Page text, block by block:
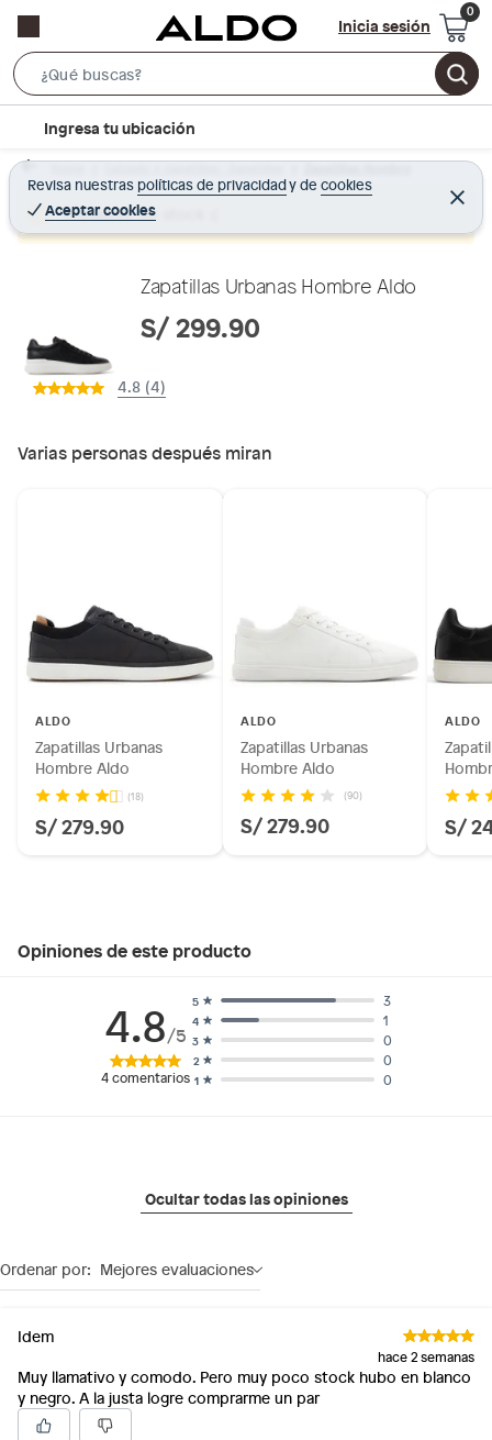
Inicia sesión
e
r
c
B
r
c
t
n
Ingresa tu ubicación
Revisa nuestras políticas de privacidadyde cookies
Aceptar cookies
C
e
r
Home Calzado y zapatillas - Zapatillas Zapatillas Hombre
Producto sin stock :(
Zapatillas Urbanas Hombre Aldo
S/ 299.90
4.8 (4)
Varias personas después miran
ALDO
Zapatillas Urbanas
Hombre Aldo
(18)
S/ 279.90
ALDO
Zapatillas Urbanas
Hombre Aldo
(90)
S/ 279.90
ALDO
S/
Opiniones de este producto
4.8/5
4 comentarios 1 0
2 0
3 0
4 1
5 3
Ocultar todas las opiniones
Ordenar por: Mejores evaluaciones
Idem
hace 2 semanas
Muy llamativo y comodo. Pero muy poco stock hubo en blanco
y negro. A la justa logre comprarme un par